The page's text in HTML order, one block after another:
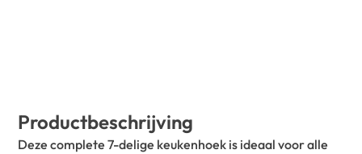
Productbeschrijving
Deze complete 7-delige keukenhoek is ideaal voor alle